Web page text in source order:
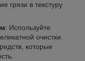
грязи в текстуру
: Используйте
очистки.
которые